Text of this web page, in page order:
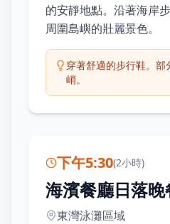
的安靜地點。沿著海岸
周圍島嶼的壯麗景色。
穿著舒適的步行鞋。部
峭。
下午5:30(2小時)
海濱餐廳日落晚
東灣泳灘區域